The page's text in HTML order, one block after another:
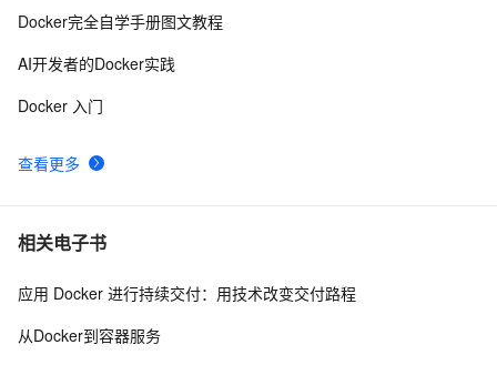
10Docker自2013年以来的用户使用量已达20亿
查看更多
Docker完全自学手册图文教程
AI开发者的Docker实践
Docker 入门
相关电子书
应用 Docker 进行持续交付：用技术改变交付路程
从Docker到容器服务